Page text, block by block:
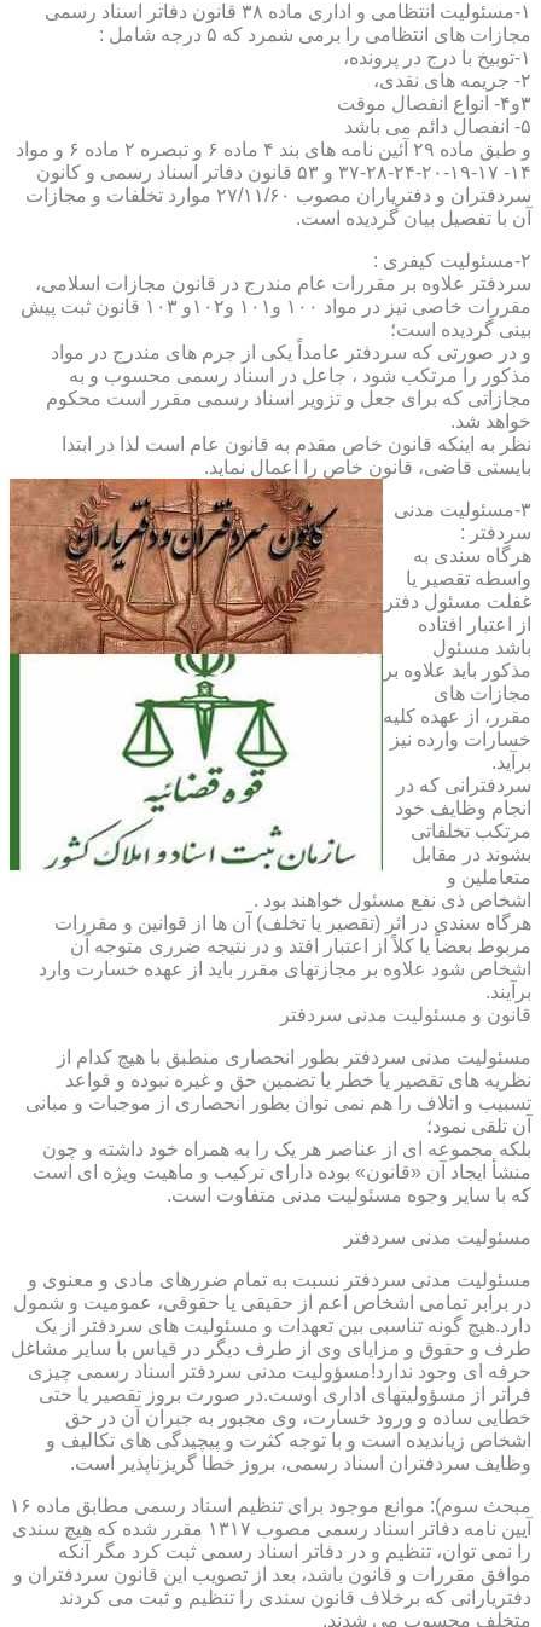
۱-مسئولیت انتظامی و اداری ماده ۳۸ قانون دفاتر اسناد رسمی
مجازات های انتظامی را برمی شمرد که ۵ درجه شامل :
۱-توبیخ با درج در پرونده،
۲- جریمه های نقدی،
۳و۴- انواع انفصال موقت
۵- انفصال دائم می باشد
و طبق ماده ۲۹ آئین نامه های بند ۴ ماده ۶ و تبصره ۲ ماده ۶ و مواد
۱۴- ۱۷-۱۹-۲۰-۲۴-۲۸-۳۷ و ۵۳ قانون دفاتر اسناد رسمی و کانون
سردفتران و دفتریاران مصوب ۲۷/۱۱/۶۰ موارد تخلفات و مجازات
آن با تفصیل بیان گردیده است.
۲-مسئولیت کیفری :
سردفتر علاوه بر مقررات عام مندرج در قانون مجازات اسلامی،
مقررات خاصی نیز در مواد ۱۰۰ و۱۰۱ و۱۰۲و ۱۰۳ قانون ثبت پیش
بینی گردیده است؛
و در صورتی که سردفتر عامداً یکی از جرم های مندرج در مواد
مذکور را مرتکب شود ، جاعل در اسناد رسمی محسوب و به
مجازاتی که برای جعل و تزویر اسناد رسمی مقرر است محکوم
خواهد شد.
نظر به اینکه قانون خاص مقدم به قانون عام است لذا در ابتدا
بایستی قاضی، قانون خاص را اعمال نماید.
۳-مسئولیت مدنی
سردفتر :
هرگاه سندی به
واسطه تقصیر یا
غفلت مسئول دفتر
از اعتبار افتاده
باشد مسئول
مذکور باید علاوه بر
مجازات های
مقرر، از عهده کلیه
خسارات وارده نیز
برآید.
سردفترانی که در
انجام وظایف خود
مرتکب تخلفاتی
بشوند در مقابل
متعاملین و
اشخاص ذی نفع مسئول خواهند بود .
هرگاه سندی در اثر (تقصیر یا تخلف) آن ها از قوانین و مقررات
مربوط بعضاً یا کلاً از اعتبار افتد و در نتیجه ضرری متوجه آن
اشخاص شود علاوه بر مجازتهای مقرر باید از عهده خسارت وارد
برآیند.
قانون و مسئولیت مدنی سردفتر
مسئولیت مدنی سردفتر بطور انحصاری منطبق با هیچ کدام از
نظریه های تقصیر یا خطر یا تضمین حق و غیره نبوده و قواعد
تسبیب و اتلاف را هم نمی توان بطور انحصاری از موجبات و مبانی
آن تلقی نمود؛
بلکه مجموعه ای از عناصر هر یک را به همراه خود داشته و چون
منشأ ایجاد آن «قانون» بوده دارای ترکیب و ماهیت ویژه ای است
که با سایر وجوه مسئولیت مدنی متفاوت است.
مسئولیت مدنی سردفتر
مسئولیت مدنی سردفتر نسبت به تمام ضررهای مادی و معنوی و
در برابر تمامی اشخاص اعم از حقیقی یا حقوقی، عمومیت و شمول
دارد.هیچ گونه تناسبی بین تعهدات و مسئولیت های سردفتر از یک
طرف و حقوق و مزایای وی از طرف دیگر در قیاس با سایر مشاغل
حرفه ای وجود ندارد!مسؤولیت مدنی سردفتر اسناد رسمی چیزی
فراتر از مسؤولیتهای اداری اوست.در صورت بروز تقصیر یا حتی
خطایی ساده و ورود خسارت، وی مجبور به جبران آن در حق
اشخاص زیاندیده است و با توجه کثرت و پیچیدگی های تکالیف و
وظایف سردفتران اسناد رسمی، بروز خطا گریزناپذیر است.
مبحث سوم): موانع موجود برای تنظیم اسناد رسمی مطابق ماده ۱۶
آیین نامه دفاتر اسناد رسمی مصوب ۱۳۱۷ مقرر شده که هیچ سندی
را نمی توان، تنظیم و در دفاتر اسناد رسمی ثبت کرد مگر آنکه
موافق مقررات و قانون باشد، بعد از تصویب این قانون سردفتران و
دفتریارانی که برخلاف قانون سندی را تنظیم و ثبت می کردند
متخلف محسوب می شدند.